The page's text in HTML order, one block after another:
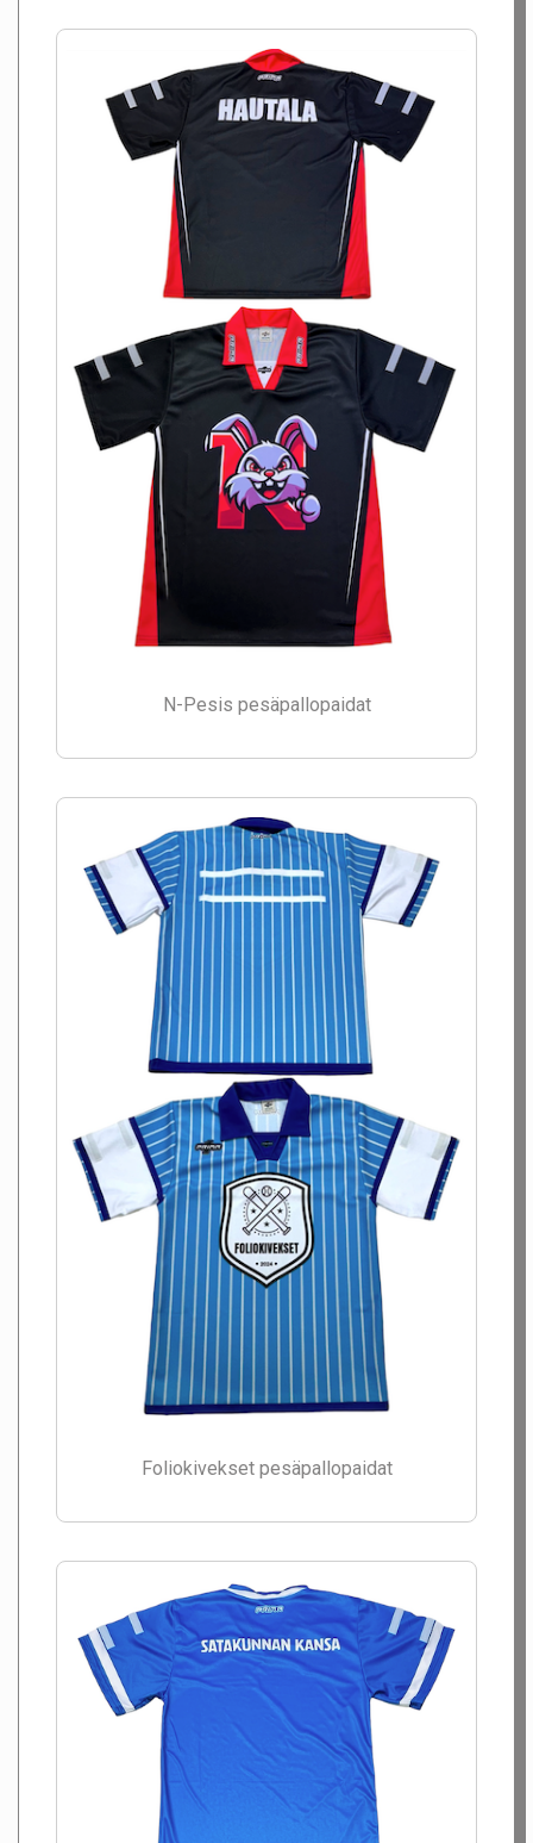
N-Pesis pesäpallopaidat
Foliokivekset pesäpallopaidat